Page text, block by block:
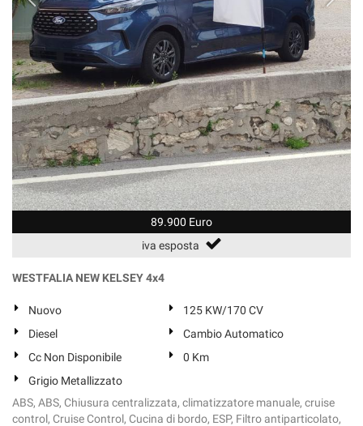
89.900 Euro
iva esposta
WESTFALIA NEW KELSEY 4x4
Nuovo
125 KW/170 CV
Diesel
Cambio Automatico
Cc Non Disponibile
0 Km
Grigio Metallizzato
ABS, ABS, Chiusura centralizzata, climatizzatore manuale, cruise
control, Cruise Control, Cucina di bordo, ESP, Filtro antiparticolato,